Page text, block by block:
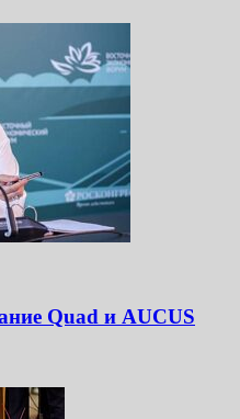
Quad и AUCUS